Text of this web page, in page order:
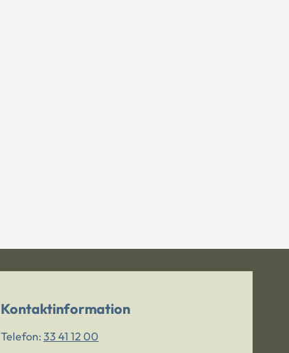
Kontaktinformation
Telefon: 33 41 12 00